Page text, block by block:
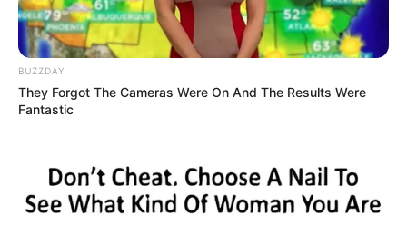
BUZZDAY
They Forgot The Cameras Were On And The Results Were
Fantastic